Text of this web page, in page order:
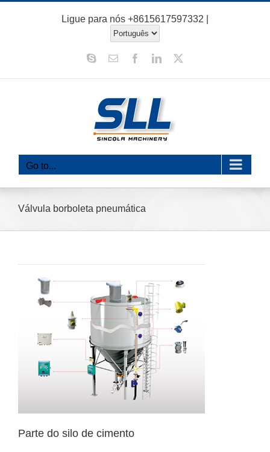
Ligue para nós +8615617597332
SkypeE-
FacebookLinkedIn
Go to...
Válvula borboleta pneumática
Parte do silo de cimento